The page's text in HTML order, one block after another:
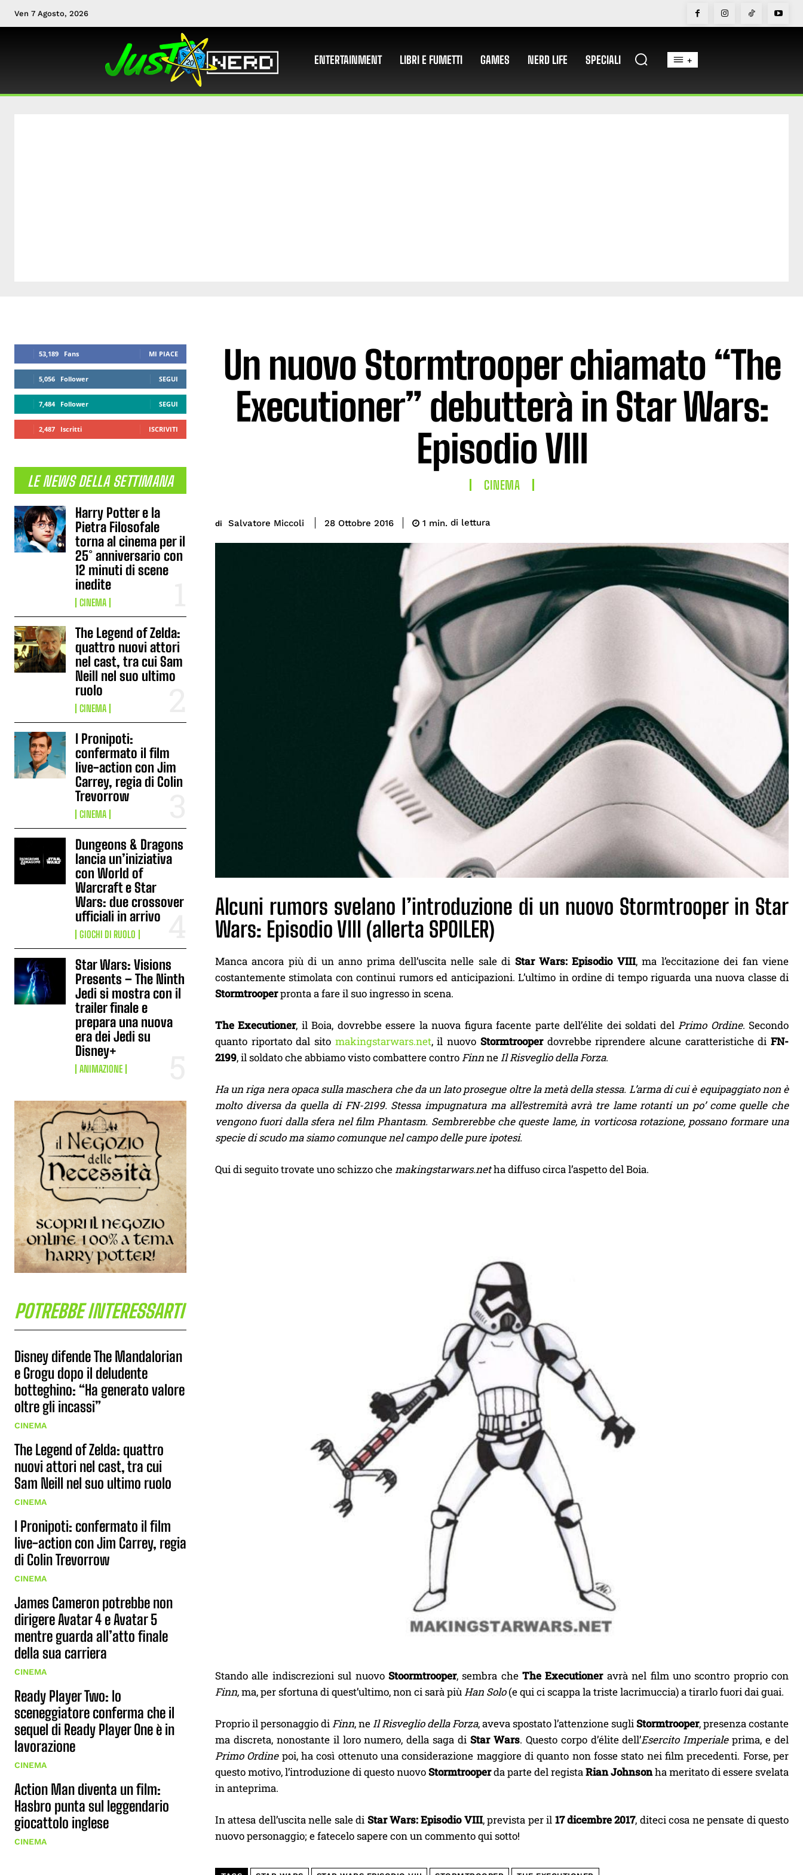
Ven 7 Agosto, 2026
ENTERTAINMENT LIBRI E FUMETTI GAMES NERD LIFE SPECIALI +
53,189 Fans MI PIACE
5,056 Follower SEGUI
7,484 Follower SEGUI
2,487 Iscritti ISCRIVITI
LE NEWS DELLA SETTIMANA
Harry Potter e la
Pietra Filosofale
torna al cinema per il
25° anniversario con
12 minuti di scene
inedite
CINEMA
The Legend of Zelda:
quattro nuovi attori
nel cast, tra cui Sam
Neill nel suo ultimo
ruolo
CINEMA
I Pronipoti:
confermato il film
live-action con Jim
Carrey, regia di Colin
Trevorrow
CINEMA
Dungeons & Dragons
lancia un’iniziativa
con World of
Warcraft e Star
Wars: due crossover
ufficiali in arrivo
GIOCHI DI RUOLO
Star Wars: Visions
Presents – The Ninth
Jedi si mostra con il
trailer finale e
prepara una nuova
era dei Jedi su
Disney+
ANIMAZIONE
POTREBBE INTERESSARTI
Disney difende The Mandalorian
e Grogu dopo il deludente
botteghino: “Ha generato valore
oltre gli incassi”
CINEMA
The Legend of Zelda: quattro
nuovi attori nel cast, tra cui
Sam Neill nel suo ultimo ruolo
CINEMA
I Pronipoti: confermato il film
live-action con Jim Carrey, regia
di Colin Trevorrow
CINEMA
James Cameron potrebbe non
dirigere Avatar 4 e Avatar 5
mentre guarda all’atto finale
della sua carriera
CINEMA
Ready Player Two: lo
sceneggiatore conferma che il
sequel di Ready Player One è in
lavorazione
CINEMA
Action Man diventa un film:
Hasbro punta sul leggendario
giocattolo inglese
CINEMA
Un nuovo Stormtrooper chiamato “The
Executioner” debutterà in Star Wars:
Episodio VIII
CINEMA
di Salvatore Miccoli 28 Ottobre 2016 1 min. di lettura
Alcuni rumors svelano l’introduzione di un nuovo Stormtrooper in Star
Wars: Episodio VIII (allerta SPOILER)
Manca ancora più di un anno prima dell’uscita nelle sale di Star Wars: Episodio VIII, ma l’eccitazione dei fan viene
costantemente stimolata con continui rumors ed anticipazioni. L’ultimo in ordine di tempo riguarda una nuova classe di
Stormtrooperpronta a fare il suo ingresso in scena.
The Executioner, il Boia, dovrebbe essere la nuova figura facente parte dell’élite dei soldati del Primo Ordine. Secondo
quanto riportato dal sito makingstarwars.net, il nuovo Stormtrooperdovrebbe riprendere alcune caratteristiche diFN-
2199, il soldato che abbiamo visto combattere contro Finnne Il Risveglio della Forza.
Ha un riga nera opaca sulla maschera che da un lato prosegue oltre la metà della stessa. L’arma di cui è equipaggiato non è
molto diversa da quella di FN-2199. Stessa impugnatura ma all’estremità avrà tre lame rotanti un po’ come quelle che
vengono fuori dalla sfera nel film Phantasm. Sembrerebbe che queste lame, in vorticosa rotazione, possano formare una
specie di scudo ma siamo comunque nel campo delle pure ipotesi.
Qui di seguito trovate uno schizzo che makingstarwars.netha diffuso circa l’aspetto del Boia.
Stando alle indiscrezioni sul nuovo Stoormtrooper, sembra cheThe Executioneravrà nel film uno scontro proprio con
Finn,ma, per sfortuna di quest’ultimo, non ci sarà più Han Solo(e qui ci scappa la triste lacrimuccia) a tirarlo fuori dai guai.
Proprio il personaggio di Finn, ne Il Risveglio della Forza, aveva spostato l’attenzione sugliStormtrooper, presenza costante
ma discreta, nonostante il loro numero, della saga di Star Wars. Questo corpo d’élite dell’Esercito Imperialeprima, e del
Primo Ordinepoi, ha così ottenuto una considerazione maggiore di quanto non fosse stato nei film precedenti. Forse, per
questo motivo, l’introduzione di questo nuovoStormtrooperda parte del regista Rian Johnsonha meritato di essere svelata
in anteprima.
In attesa dell’uscita nelle sale di Star Wars: Episodio VIII, prevista per il 17 dicembre 2017, diteci cosa ne pensate di questo
nuovo personaggio; e fatecelo sapere con un commento qui sotto!